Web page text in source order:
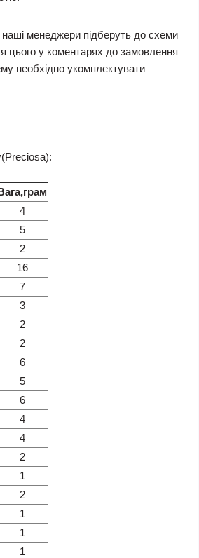
менеджери підберуть до схеми
цього у коментарях до замовлення
необхідно укомплектувати
4
5
2
16
7
3
2
2
6
5
6
4
4
2
1
2
1
1
1